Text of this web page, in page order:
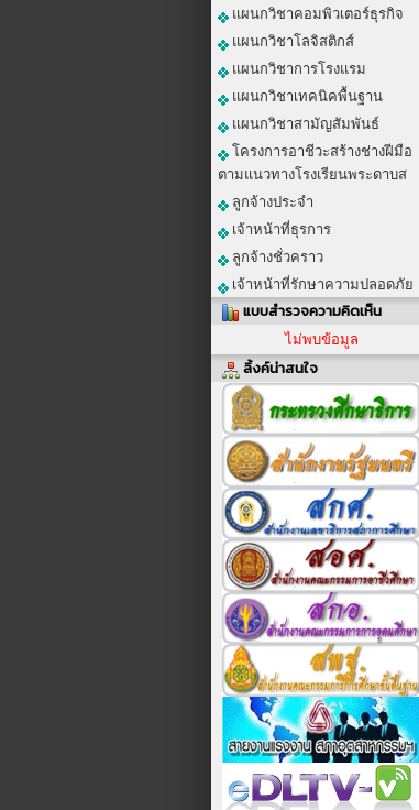
แผนกวิชาคอมพิวเตอร์ธุรกิจ
แผนกวิชาโลจิสติกส์
แผนกวิชาการโรงแรม
แผนกวิชาเทคนิคพื้นฐาน
แผนกวิชาสามัญสัมพันธ์
โครงการอาชีวะสร้างช่างฝีมือ
ตามแนวทางโรงเรียนพระดาบส
ลูกจ้างประจำ
เจ้าหน้าที่ธุรการ
ลูกจ้างชั่วคราว
เจ้าหน้าที่รักษาความปลอดภัย
แบบสำรวจความคิดเห็น
ไม่พบข้อมูล
ลิ้งค์น่าสนใจ